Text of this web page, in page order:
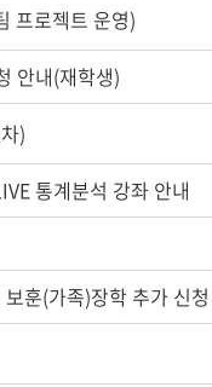
프로젝트 운영)
안내(재학생)
)
통계분석 강좌 안내
훈(가족)장학 추가 신